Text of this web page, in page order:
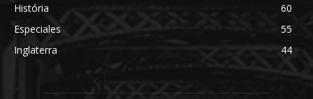
História
60
Especiales
55
Inglaterra
44